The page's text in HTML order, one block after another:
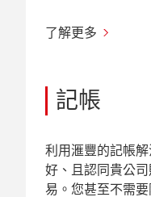
了解更多
記帳
利用滙豐的記帳
好、且認同貴公
易。您甚至不需